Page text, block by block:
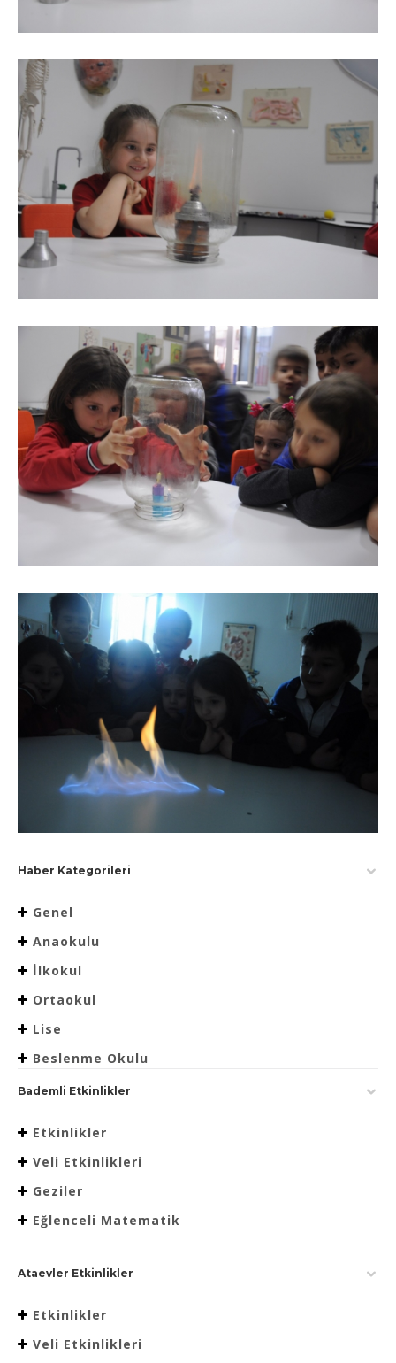
Haber Kategorileri
Genel
Anaokulu
İlkokul
Ortaokul
Lise
Beslenme Okulu
Bademli Etkinlikler
Etkinlikler
Veli Etkinlikleri
Geziler
Eğlenceli Matematik
Ataevler Etkinlikler
Etkinlikler
Veli Etkinlikleri